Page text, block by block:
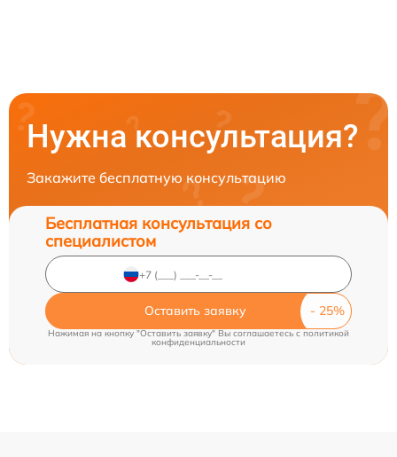
Нужна консультация?
Закажите бесплатную консультацию
Бесплатная консультация со
специалистом
Оставить заявку
Нажимая на кнопку "Оставить заявку" Вы соглашаетесь cполитикой
конфиденциальности